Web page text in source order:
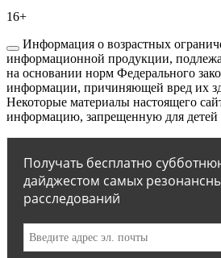
16+
Информация о возрастных
информационной продукции,
на основании норм Федерального
информации, причиняющей вред их
Некоторые материалы настоящего
информацию, запрещенную для детей
Получать бесплатно
дайджестом самых
расследований